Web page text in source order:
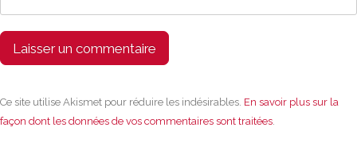
Ce site utilise Akismet pour réduire les indésirables. En savoir plus sur la
façon dont les données de vos commentaires sont traitées.